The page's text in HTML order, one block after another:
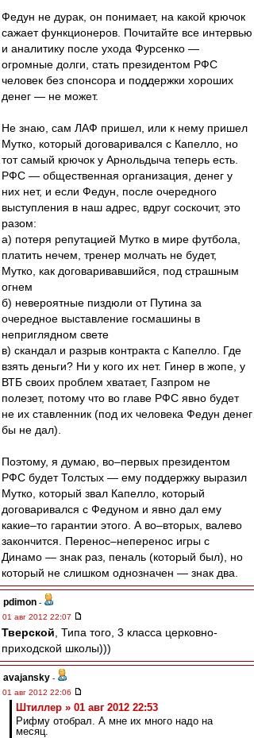
Федун не дурак, он понимает, на какой крючок
сажает функционеров. Почитайте все интервью
и аналитику после ухода Фурсенко —
огромные долги, стать президентом РФС
человек без спонсора и поддержки хороших
денег — не может.
Не знаю, сам ЛАФ пришел, или к нему пришел
Мутко, который договаривался с Капелло, но
тот самый крючок у Арнольдыча теперь есть.
РФС — общественная организация, денег у
них нет, и если Федун, после очередного
выступления в наш адрес, вдруг соскочит, это
разом:
а) потеря репутацией Мутко в мире футбола,
платить нечем, тренер молчать не будет,
Мутко, как договаривавшийся, под страшным
огнем
б) невероятные пиздюли от Путина за
очередное выставление госмашины в
неприглядном свете
в) скандал и разрыв контракта с Капелло. Где
взять деньги? Ни у кого их нет. Гинер в жопе, у
ВТБ своих проблем хватает, Газпром не
полезет, потому что во главе РФС явно будет
не их ставленник (под их человека Федун денег
бы не дал).
Поэтому, я думаю, во–первых президентом
РФС будет Толстых — ему поддержку выразил
Мутко, который звал Капелло, который
договаривался с Федуном и явно дал ему
какие–то гарантии этого. А во–вторых, валево
закончится. Перенос–неперенос игры с
Динамо — знак раз, пеналь (который был), но
который не слишком однозначен — знак два.
pdimon -
01 авг 2012 22:07
Тверской , Типа того, 3 класса церковно-
приходской школы)))
avajansky -
01 авг 2012 22:06
Штиллер » 01 авг 2012 22:53
Рифму отобрал. А мне их много надо на
месяц.